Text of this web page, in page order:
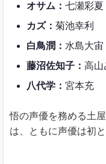
オサム： 七瀬彩夏
カズ： 菊池幸利
白鳥潤： 水島大宙
藤沼佐知子： 高山
八代学： 宮本充
悟の声優を務める土
は、ともに声優は初と